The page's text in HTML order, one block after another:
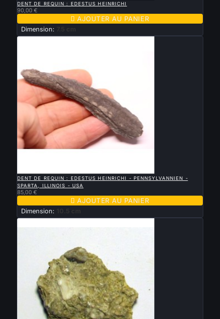
DENT DE REQUIN : EDESTUS HEINRICHI
90,00 €
 AJOUTER AU PANIER
Dimension: 7.5 cm
DENT DE REQUIN : EDESTUS HEINRICHI - PENNSYLVANNIEN -
SPARTA, ILLINOIS - USA
85,00 €
 AJOUTER AU PANIER
Dimension: 10.5 cm